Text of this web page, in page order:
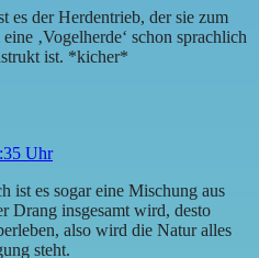
es der Herdentrieb, der sie zum
‚Vogelherde‘ schon sprachlich
ist. *kicher*
Uhr
ist es sogar eine Mischung aus
Drang insgesamt wird, desto
also wird die Natur alles
steht.